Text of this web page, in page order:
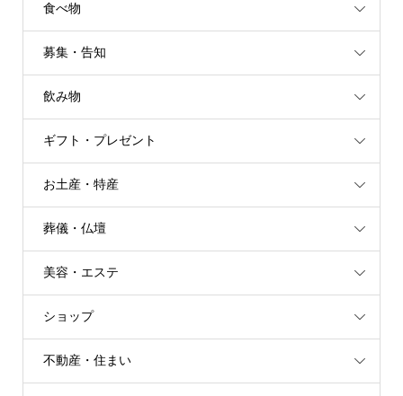
食べ物
募集・告知
飲み物
ギフト・プレゼント
お土産・特産
葬儀・仏壇
美容・エステ
ショップ
不動産・住まい